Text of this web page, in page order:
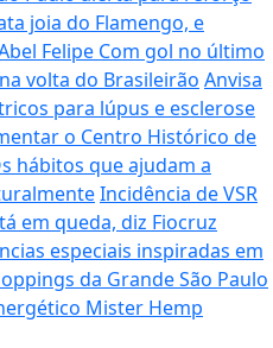
joia do Flamengo, e
Felipe Com gol no último
volta do Brasileirão Anvisa
para lúpus e esclerose
o Centro Histórico de
hábitos que ajudam a
Incidência de VSR
em queda, diz Fiocruz
especiais inspiradas em
da Grande São Paulo
Mister Hemp